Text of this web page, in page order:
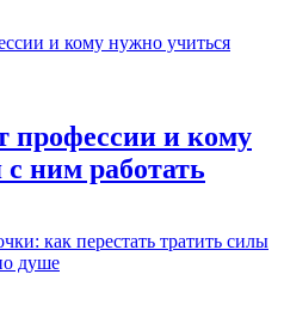
и кому
ним работать